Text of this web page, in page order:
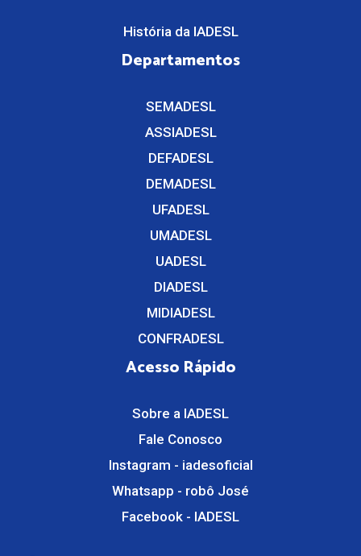
História da IADESL
Departamentos
SEMADESL
ASSIADESL
DEFADESL
DEMADESL
UFADESL
UMADESL
UADESL
DIADESL
MIDIADESL
CONFRADESL
Acesso Rápido
Sobre a IADESL
Fale Conosco
Instagram - iadesoficial
Whatsapp - robô José
Facebook - IADESL